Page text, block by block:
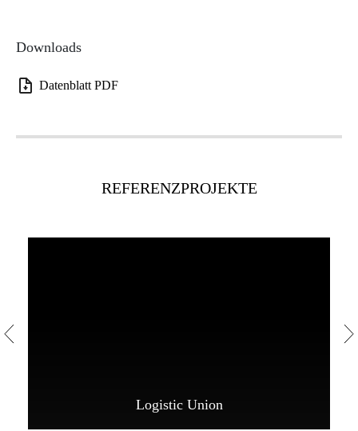
Downloads
Datenblatt PDF
REFERENZPROJEKTE
Logistic Union